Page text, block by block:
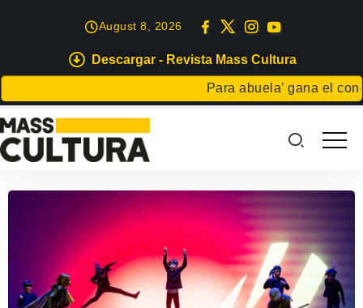
Descargar - Revista Mass Cultura
Para abuela’ gana el
August 8, 2026